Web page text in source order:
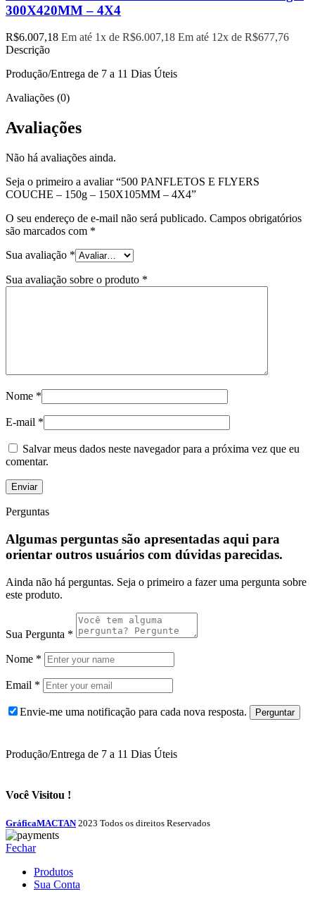
300X420MM – 4X4
R$6.007,18 Em até 1x de R$6.007,18 Em até 12x de R$677,76
Descrição
Produção/Entrega de 7 a 11 Dias Úteis
Avaliações (0)
Avaliações
Não há avaliações ainda.
Seja o primeiro a avaliar “500 PANFLETOS E FLYERS
COUCHE – 150g – 150X105MM – 4X4”
O seu endereço de e-mail não será publicado. Campos obrigatórios
são marcados com *
Sua avaliação *
Sua avaliação sobre o produto *
Nome *
E-mail *
Salvar meus dados neste navegador para a próxima vez que eu
comentar.
Perguntas
Algumas perguntas são apresentadas aqui para
orientar outros usuários com dúvidas parecidas.
Ainda não há perguntas. Seja o primeiro a fazer uma pergunta sobre
este produto.
Sua Pergunta *
Nome *
Email *
Envie-me uma notificação para cada nova resposta.
Produção/Entrega de 7 a 11 Dias Úteis
Você Visitou !
GráficaMACTAN 2023 Todos os direitos Reservados
Fechar
Produtos
Sua Conta